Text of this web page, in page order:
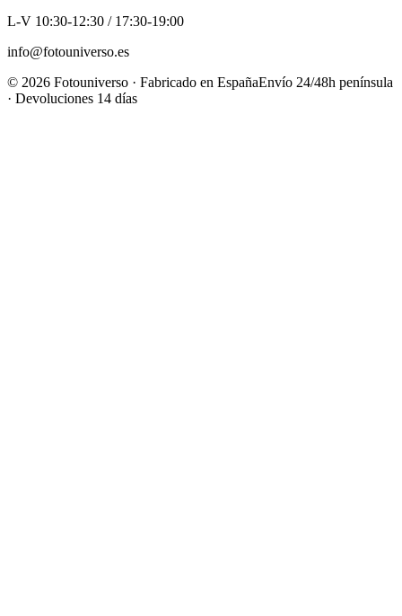
L-V 10:30-12:30 / 17:30-19:00
info@fotouniverso.es
© 2026 Fotouniverso · Fabricado en EspañaEnvío 24/48h península
· Devoluciones 14 días